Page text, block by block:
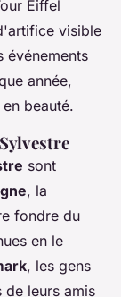
Eiffel
visible
événements
année,
beauté.
sont
, la
fondre du
en le
, les gens
de leurs amis